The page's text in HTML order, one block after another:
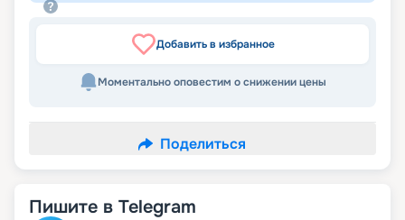
Добавить в избранное
Моментально оповестим о снижении цены
Поделиться
Пишите в Telegram